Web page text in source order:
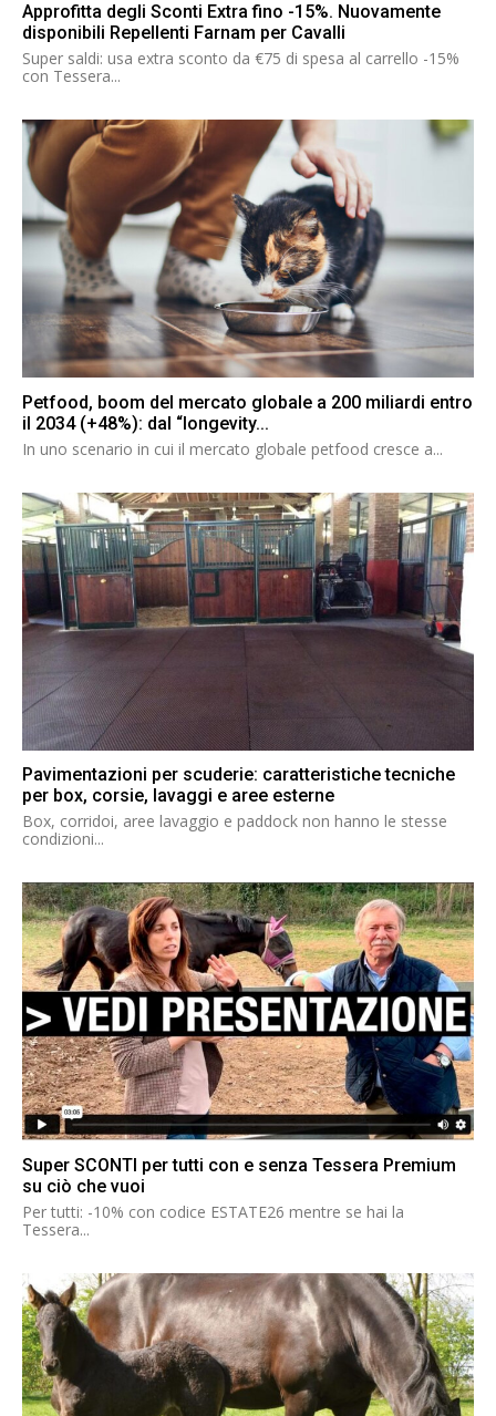
Approfitta degli Sconti Extra fino -15%. Nuovamente
disponibili Repellenti Farnam per Cavalli
Super saldi: usa extra sconto da €75 di spesa al carrello -15%
con Tessera...
Petfood, boom del mercato globale a 200 miliardi entro
il 2034 (+48%): dal “longevity...
In uno scenario in cui il mercato globale petfood cresce a...
Pavimentazioni per scuderie: caratteristiche tecniche
per box, corsie, lavaggi e aree esterne
Box, corridoi, aree lavaggio e paddock non hanno le stesse
condizioni...
Super SCONTI per tutti con e senza Tessera Premium
su ciò che vuoi
Per tutti: -10% con codice ESTATE26 mentre se hai la
Tessera...